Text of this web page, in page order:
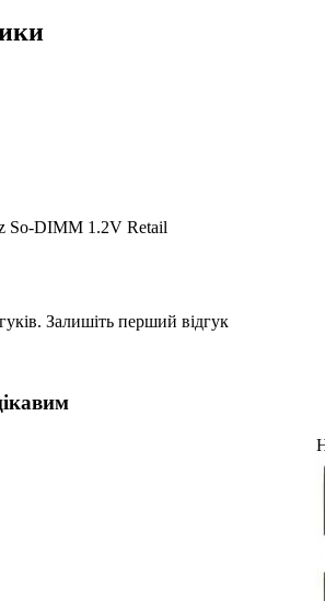
So-DIMM 1.2V Retail
Залишіть перший відгук